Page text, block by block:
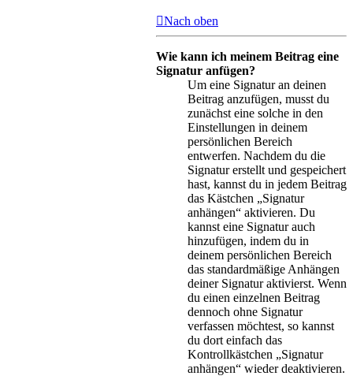
Nach oben
Wie kann ich meinem Beitrag eine
Signatur anfügen?
Um eine Signatur an deinen
Beitrag anzufügen, musst du
zunächst eine solche in den
Einstellungen in deinem
persönlichen Bereich
entwerfen. Nachdem du die
Signatur erstellt und gespeichert
hast, kannst du in jedem Beitrag
das Kästchen „Signatur
anhängen“ aktivieren. Du
kannst eine Signatur auch
hinzufügen, indem du in
deinem persönlichen Bereich
das standardmäßige Anhängen
deiner Signatur aktivierst. Wenn
du einen einzelnen Beitrag
dennoch ohne Signatur
verfassen möchtest, so kannst
du dort einfach das
Kontrollkästchen „Signatur
anhängen“ wieder deaktivieren.